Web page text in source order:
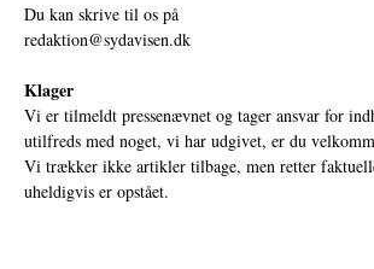
Du kan skrive til os på
redaktion@sydavisen.dk
Klager
Vi er tilmeldt pressenævnet og tager ansvar for
utilfreds med noget, vi har udgivet, er du
Vi trækker ikke artikler tilbage, men retter
uheldigvis er opstået.